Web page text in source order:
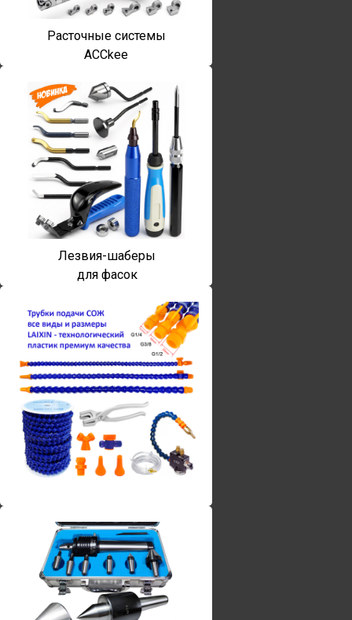
Расточные системы
ACCkee
Лезвия-шаберы
для фасок
Винты torx